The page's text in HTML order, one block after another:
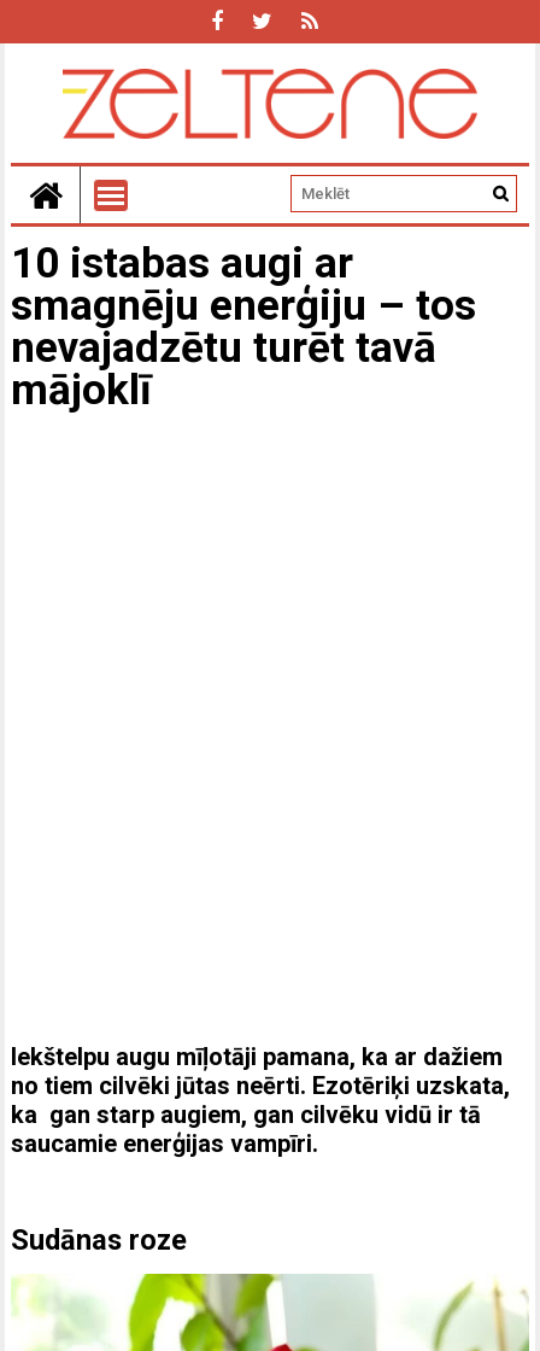
10 istabas augi ar
smagnēju enerģiju – tos
nevajadzētu turēt tavā
mājoklī
Iekštelpu augu mīļotāji pamana, ka ar dažiem
no tiem cilvēki jūtas neērti. Ezotēriķi uzskata,
ka gan starp augiem, gan cilvēku vidū ir tā
saucamie enerģijas vampīri.
Sudānas roze